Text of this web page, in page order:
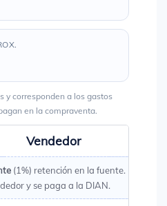
y corresponden a los gastos
en la compraventa.
Vendedor
(1%) retención en la fuente. Es un
y se paga a la DIAN.